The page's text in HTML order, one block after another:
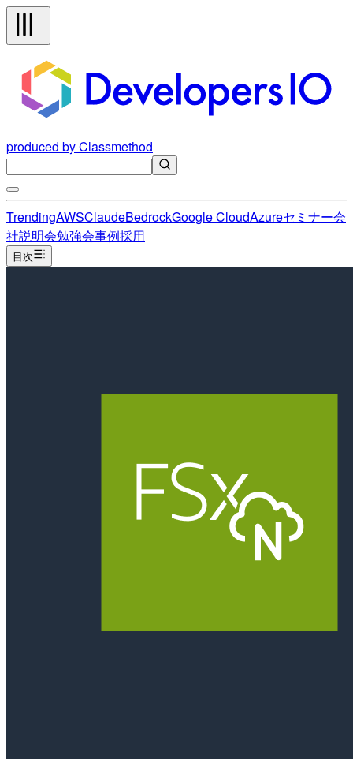
produced by Classmethod
TrendingAWSClaudeBedrockGoogle CloudAzureセミナー会
社説明会勉強会事例採用
目次